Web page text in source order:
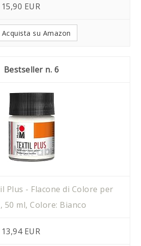
15,90 EUR
Acquista su Amazon
6
Plus - Flacone di Colore per
50 ml, Colore: Bianco
13,94 EUR